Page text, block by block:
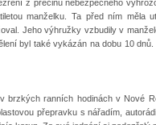
z přečinu nebezpečného
manželku. Ta před ním měla
Jeho výhružky vzbudily v
byl také vykázán na dobu 10
brzkých ranních hodinách v Nové
přepravku s nářadím,